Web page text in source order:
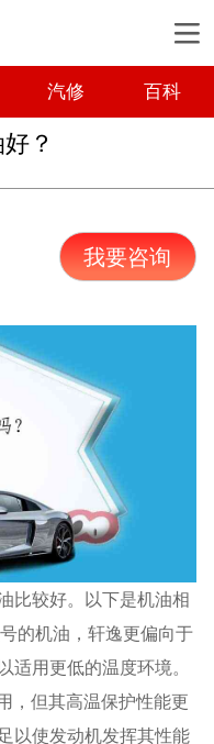
汽修 百科
？
我要咨询
比较好。以下是机油相
的机油，轩逸更偏向于
适用更低的温度环境。
，但其高温保护性能更
以使发动机发挥其性能